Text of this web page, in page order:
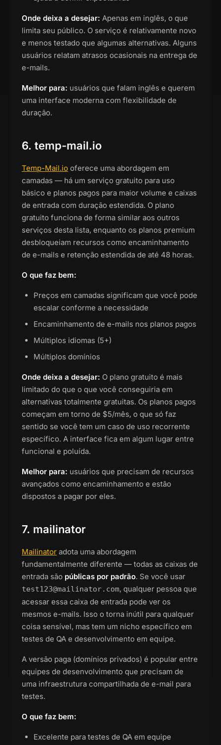
Onde deixa a desejar: Apenas em inglês, o que
limita seu público. O serviço é relativamente novo
e menos testado que algumas alternativas. Alguns
usuários relatam atrasos ocasionais na entrega de
e-mails.
Melhor para: usuários que falam inglês e querem
uma interface moderna com flexibilidade de
duração.
6. temp-mail.io
Temp-Mail.io oferece uma abordagem em
camadas — há um serviço gratuito para uso
básico e planos pagos para maior volume e caixas
de entrada com duração estendida. O plano
gratuito funciona de forma similar aos outros
serviços desta lista, enquanto os planos premium
desbloqueiam recursos como encaminhamento
de e-mails e retenção estendida de até 48 horas.
O que faz bem:
Preços em camadas significam que você pode
escalar conforme a necessidade
Encaminhamento de e-mails nos planos pagos
Múltiplos idiomas (5+)
Múltiplos domínios
Onde deixa a desejar: O plano gratuito é mais
limitado do que o que você conseguiria em
alternativas totalmente gratuitas. Os planos pagos
começam em torno de $5/mês, o que só faz
sentido se você tem um caso de uso recorrente
específico. A interface fica em algum lugar entre
funcional e poluída.
Melhor para: usuários que precisam de recursos
avançados como encaminhamento e estão
dispostos a pagar por eles.
7. mailinator
Mailinator adota uma abordagem
fundamentalmente diferente — todas as caixas de
entrada são públicas por padrão. Se você usar
test123@mailinator.com, qualquer pessoa que
acessar essa caixa de entrada pode ver os
mesmos e-mails. Isso o torna inútil para qualquer
coisa sensível, mas tem um nicho específico em
testes de QA e desenvolvimento em equipe.
A versão paga (domínios privados) é popular entre
equipes de desenvolvimento que precisam de
uma infraestrutura compartilhada de e-mail para
testes.
O que faz bem:
Excelente para testes de QA em equipe